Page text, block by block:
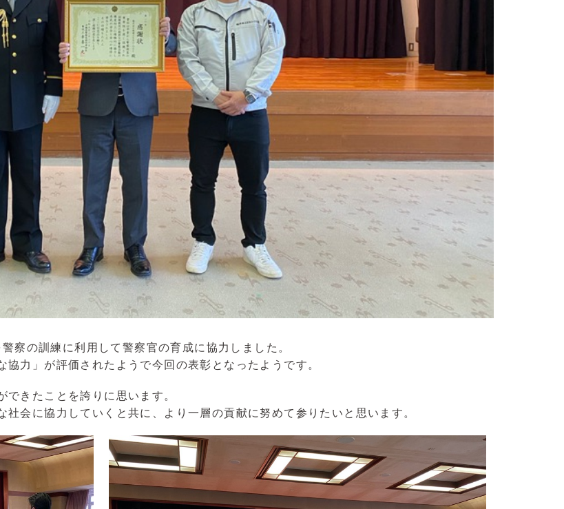
察の訓練に利用して警察官の育成に協力しました。
力」が評価されたようで今回の表彰となったようです。
きたことを誇りに思います。
会に協力していくと共に、より一層の貢献に努めて参りたいと思います。